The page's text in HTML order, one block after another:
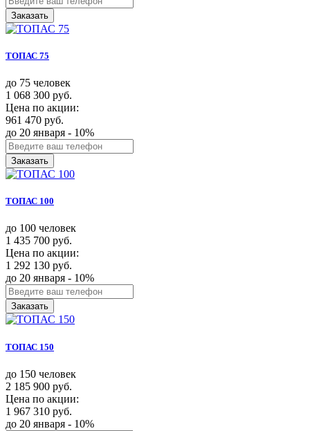
Заказать
ТОПАС 75
до 75 человек
1 068 300 руб.
Цена по акции:
961 470 руб.
до 20 января - 10%
Заказать
ТОПАС 100
до 100 человек
1 435 700 руб.
Цена по акции:
1 292 130 руб.
до 20 января - 10%
Заказать
ТОПАС 150
до 150 человек
2 185 900 руб.
Цена по акции:
1 967 310 руб.
до 20 января - 10%